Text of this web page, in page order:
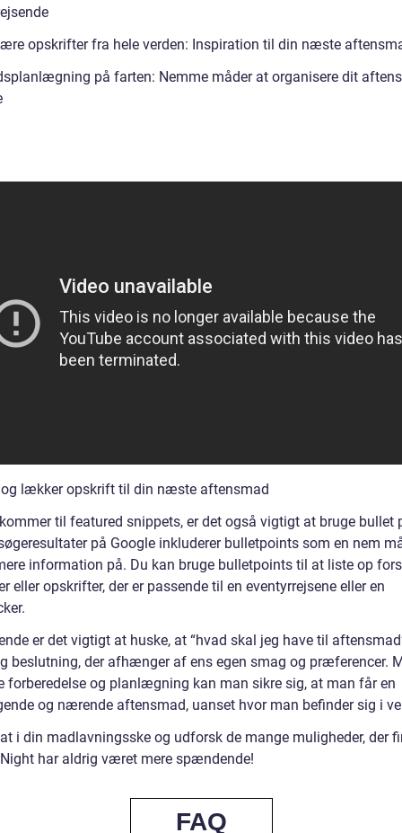
opskrifter fra hele verden: Inspiration til din næste
på farten: Nemme måder at organisere dit
og lækker opskrift til din næste aftensmad
til featured snippets, er det også vigtigt at bruge bullet
på Google inkluderer bulletpoints som en nem
information på. Du kan bruge bulletpoints til at liste op
eller opskrifter, der er passende til en eventyrrejsene eller en
er det vigtigt at huske, at “hvad skal jeg have til
beslutning, der afhænger af ens egen smag og præferencer.
forberedelse og planlægning kan man sikre sig, at man får en
og nærende aftensmad, uanset hvor man befinder sig i
i din madlavningsske og udforsk de mange muligheder, der
har aldrig været mere spændende!
FAQ